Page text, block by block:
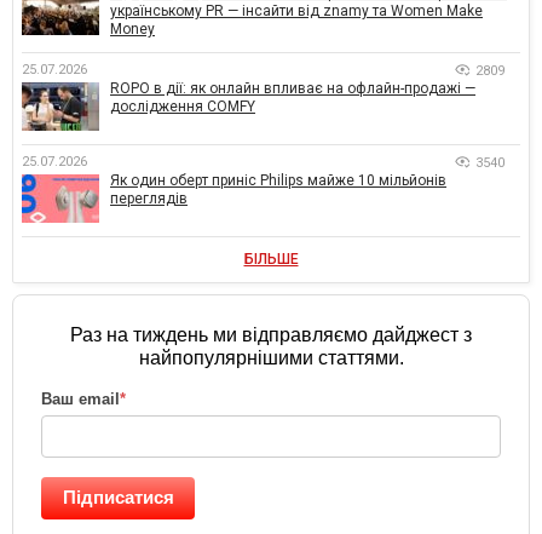
українському PR — інсайти від znamy та Women Make
Money
25.07.2026 2809
ROPO в дії: як онлайн впливає на офлайн-продажі —
дослідження COMFY
25.07.2026 3540
Як один оберт приніс Philips майже 10 мільйонів
переглядів
БІЛЬШЕ
Раз на тиждень ми відправляємо дайджест з
найпопулярнішими статтями.
Ваш email *
Підписатися